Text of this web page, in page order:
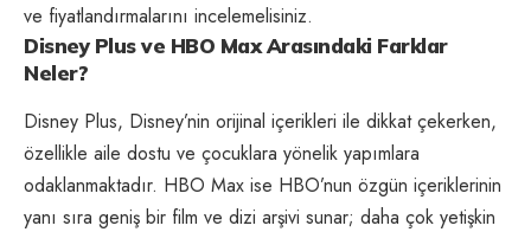
ve fiyatlandırmalarını incelemelisiniz.
Disney Plus ve HBO Max Arasındaki Farklar
Neler?
Disney Plus, Disney’nin orijinal içerikleri ile dikkat çekerken,
özellikle aile dostu ve çocuklara yönelik yapımlara
odaklanmaktadır. HBO Max ise HBO’nun özgün içeriklerinin
yanı sıra geniş bir film ve dizi arşivi sunar; daha çok yetişkin